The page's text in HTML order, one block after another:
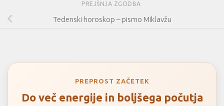
PREJŠNJA ZGODBA
Tedenski horoskop – pismo Miklavžu
PREPROST ZAČETEK
Do več energije in boljšega počutja